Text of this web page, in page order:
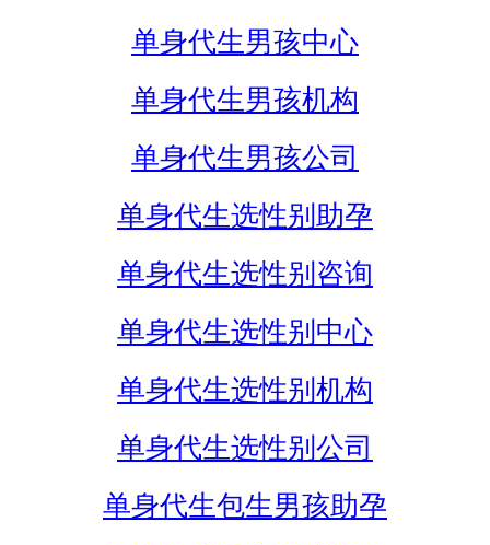
单身代生男孩中心
单身代生男孩机构
单身代生男孩公司
单身代生选性别助孕
单身代生选性别咨询
单身代生选性别中心
单身代生选性别机构
单身代生选性别公司
单身代生包生男孩助孕